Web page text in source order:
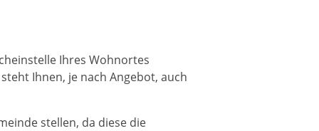
Ihres Wohnortes
Ihnen, je nach Angebot, auch
stellen, da diese die